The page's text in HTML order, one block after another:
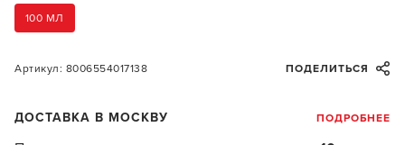
100 МЛ
Артикул: 8006554017138 ПОДЕЛИТЬСЯ
ДОСТАВКА В МОСКВУ ПОДРОБНЕЕ